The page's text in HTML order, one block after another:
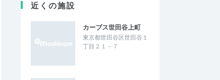
近くの施設
カーブス世田谷上町
東京都世田谷区世田谷１
丁目２１－７